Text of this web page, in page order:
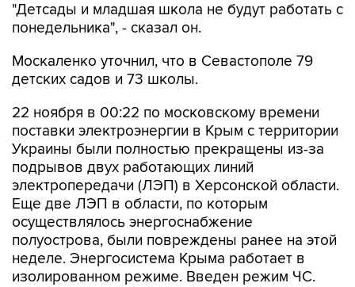
"Детсады и младшая школа не будут работать с
понедельника", - сказал он.
Москаленко уточнил, что в Севастополе 79
детских садов и 73 школы.
22 ноября в 00:22 по московскому времени
поставки электроэнергии в Крым с территории
Украины были полностью прекращены из-за
подрывов двух работающих линий
электропередачи (ЛЭП) в Херсонской области.
Еще две ЛЭП в области, по которым
осуществлялось энергоснабжение
полуострова, были повреждены ранее на этой
неделе. Энергосистема Крыма работает в
изолированном режиме. Введен режим ЧС.